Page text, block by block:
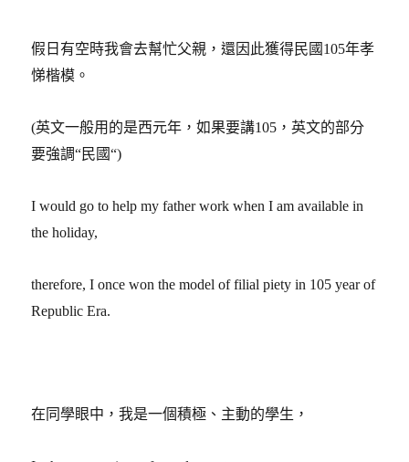
假日有空時我會去幫忙父親，還因此獲得民國 105年孝
悌楷模。
(英文一般用的是西元年，如果要講105 ，英文的部分
要強調“民國“)
I would go to help my father work when I am available in
the holiday,
therefore, I once won the model of filial piety in 105 year of
Republic Era.
在同學眼中，我是一個積極、主動的學生，